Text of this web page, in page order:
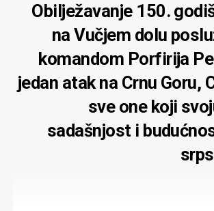
Obilježavanje 150.
na Vučjem dolu
komandom Porfirija
jedan atak na Crnu Goru,
sve one koji
sadašnjost i